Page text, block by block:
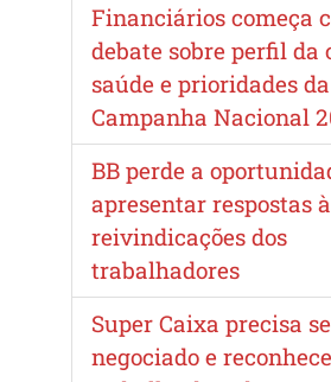
Financiários começa
debate sobre perfil da
saúde e prioridades da
Campanha Nacional
BB perde a
apresentar respostas
reivindicações dos
trabalhadores
Super Caixa precisa
negociado e